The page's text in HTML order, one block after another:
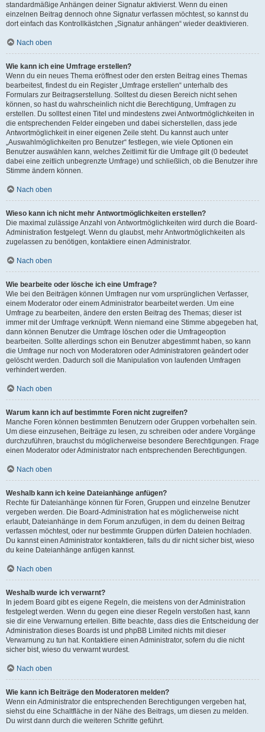
standardmäßige Anhängen deiner Signatur aktivierst. Wenn du einen
einzelnen Beitrag dennoch ohne Signatur verfassen möchtest, so kannst du
dort einfach das Kontrollkästchen „Signatur anhängen“ wieder deaktivieren.
Nach oben
Wie kann ich eine Umfrage erstellen?
Wenn du ein neues Thema eröffnest oder den ersten Beitrag eines Themas
bearbeitest, findest du ein Register „Umfrage erstellen“ unterhalb des
Formulars zur Beitragserstellung. Solltest du diesen Bereich nicht sehen
können, so hast du wahrscheinlich nicht die Berechtigung, Umfragen zu
erstellen. Du solltest einen Titel und mindestens zwei Antwortmöglichkeiten in
die entsprechenden Felder eingeben und dabei sicherstellen, dass jede
Antwortmöglichkeit in einer eigenen Zeile steht. Du kannst auch unter
„Auswahlmöglichkeiten pro Benutzer“ festlegen, wie viele Optionen ein
Benutzer auswählen kann, welches Zeitlimit für die Umfrage gilt (0 bedeutet
dabei eine zeitlich unbegrenzte Umfrage) und schließlich, ob die Benutzer ihre
Stimme ändern können.
Nach oben
Wieso kann ich nicht mehr Antwortmöglichkeiten erstellen?
Die maximal zulässige Anzahl von Antwortmöglichkeiten wird durch die Board-
Administration festgelegt. Wenn du glaubst, mehr Antwortmöglichkeiten als
zugelassen zu benötigen, kontaktiere einen Administrator.
Nach oben
Wie bearbeite oder lösche ich eine Umfrage?
Wie bei den Beiträgen können Umfragen nur vom ursprünglichen Verfasser,
einem Moderator oder einem Administrator bearbeitet werden. Um eine
Umfrage zu bearbeiten, ändere den ersten Beitrag des Themas; dieser ist
immer mit der Umfrage verknüpft. Wenn niemand eine Stimme abgegeben hat,
dann können Benutzer die Umfrage löschen oder die Umfrageoption
bearbeiten. Sollte allerdings schon ein Benutzer abgestimmt haben, so kann
die Umfrage nur noch von Moderatoren oder Administratoren geändert oder
gelöscht werden. Dadurch soll die Manipulation von laufenden Umfragen
verhindert werden.
Nach oben
Warum kann ich auf bestimmte Foren nicht zugreifen?
Manche Foren können bestimmten Benutzern oder Gruppen vorbehalten sein.
Um diese einzusehen, Beiträge zu lesen, zu schreiben oder andere Vorgänge
durchzuführen, brauchst du möglicherweise besondere Berechtigungen. Frage
einen Moderator oder Administrator nach entsprechenden Berechtigungen.
Nach oben
Weshalb kann ich keine Dateianhänge anfügen?
Rechte für Dateianhänge können für Foren, Gruppen und einzelne Benutzer
vergeben werden. Die Board-Administration hat es möglicherweise nicht
erlaubt, Dateianhänge in dem Forum anzufügen, in dem du deinen Beitrag
verfassen möchtest, oder nur bestimmte Gruppen dürfen Dateien hochladen.
Du kannst einen Administrator kontaktieren, falls du dir nicht sicher bist, wieso
du keine Dateianhänge anfügen kannst.
Nach oben
Weshalb wurde ich verwarnt?
In jedem Board gibt es eigene Regeln, die meistens von der Administration
festgelegt werden. Wenn du gegen eine dieser Regeln verstoßen hast, kann
sie dir eine Verwarnung erteilen. Bitte beachte, dass dies die Entscheidung der
Administration dieses Boards ist und phpBB Limited nichts mit dieser
Verwarnung zu tun hat. Kontaktiere einen Administrator, sofern du die nicht
sicher bist, wieso du verwarnt wurdest.
Nach oben
Wie kann ich Beiträge den Moderatoren melden?
Wenn ein Administrator die entsprechenden Berechtigungen vergeben hat,
siehst du eine Schaltfläche in der Nähe des Beitrags, um diesen zu melden.
Du wirst dann durch die weiteren Schritte geführt.